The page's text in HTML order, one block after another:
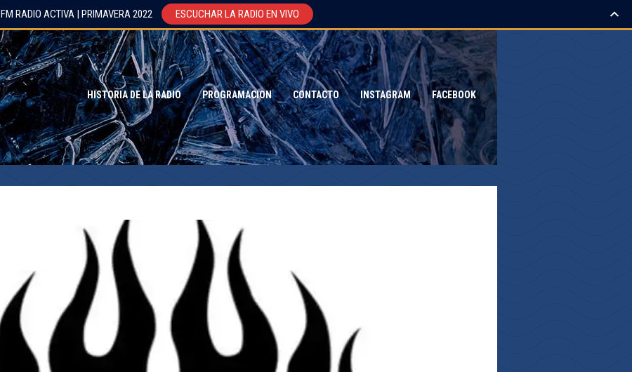
HISTORIA DE LA RADIO PROGRAMACION CONTACTO INSTAGRAM FACEBOOK
FM RADIO ACTIVA | PRIMAVERA 2022 ESCUCHAR LA RADIO EN VIVO